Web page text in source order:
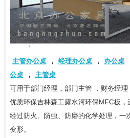
主管办公桌 ， 经理办公桌 ， 办公桌
公桌
，
主管桌
可用于部门经理，部门主管 ，财务经理
优质环保吉林森工露水河环保MFC板，
经过防火、防虫、防磨的化学处理，一
变形。